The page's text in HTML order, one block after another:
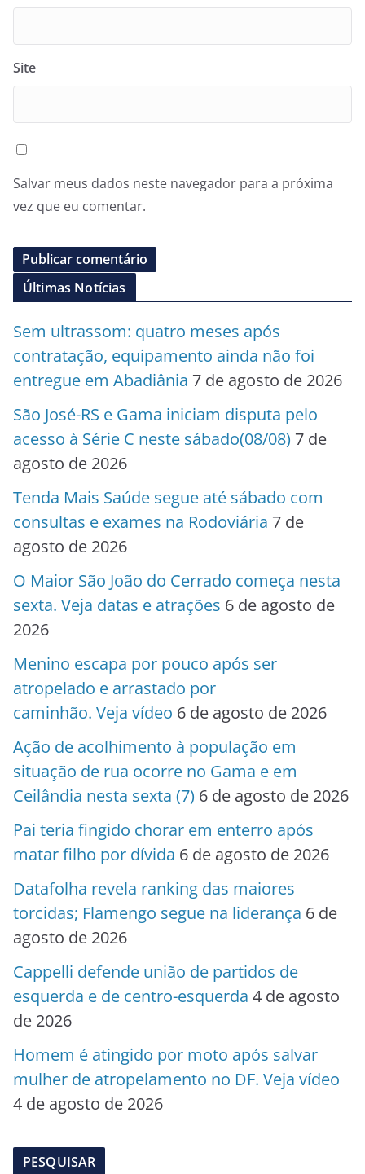
Site
Salvar meus dados neste navegador para a próxima
vez que eu comentar.
Últimas Notícias
Sem ultrassom: quatro meses após
contratação, equipamento ainda não foi
entregue em Abadiânia 7 de agosto de 2026
São José-RS e Gama iniciam disputa pelo
acesso à Série C neste sábado(08/08) 7 de
agosto de 2026
Tenda Mais Saúde segue até sábado com
consultas e exames na Rodoviária 7 de
agosto de 2026
O Maior São João do Cerrado começa nesta
sexta. Veja datas e atrações 6 de agosto de
2026
Menino escapa por pouco após ser
atropelado e arrastado por
caminhão. Veja vídeo 6 de agosto de 2026
Ação de acolhimento à população em
situação de rua ocorre no Gama e em
Ceilândia nesta sexta (7) 6 de agosto de 2026
Pai teria fingido chorar em enterro após
matar filho por dívida 6 de agosto de 2026
Datafolha revela ranking das maiores
torcidas; Flamengo segue na liderança 6 de
agosto de 2026
Cappelli defende união de partidos de
esquerda e de centro-esquerda 4 de agosto
de 2026
Homem é atingido por moto após salvar
mulher de atropelamento no DF. Veja vídeo
4 de agosto de 2026
PESQUISAR